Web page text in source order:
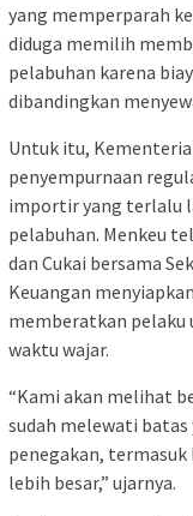
yang memperparah
diduga memilih
pelabuhan karena
dibandingkan
Untuk itu,
penyempurnaan
importir yang terlalu
pelabuhan. Menkeu
dan Cukai bersama
Keuangan
memberatkan pelaku
waktu wajar.
“Kami akan melihat
sudah melewati batas
penegakan, termasuk
lebih besar,” ujarnya.